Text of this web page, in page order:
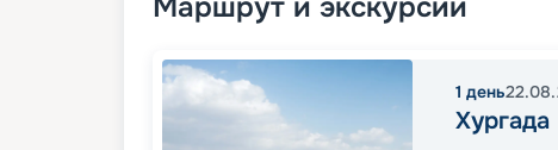
Маршрут и экскурсии
1 день
Хургада